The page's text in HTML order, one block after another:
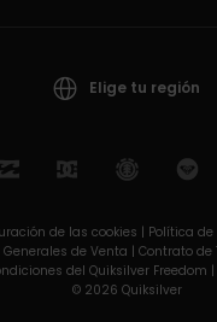
Elige tu región
de las cookies | Política
de Venta | Contrato de
del Quiksilver Freedom |
© 2026 Quiksilver